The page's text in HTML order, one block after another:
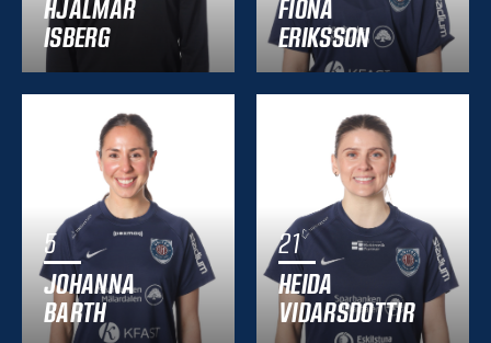
ISBERG
ERIKSSON
5
JOHANNA
BARTH
21
HEIDA
VIDARSDOTTIR